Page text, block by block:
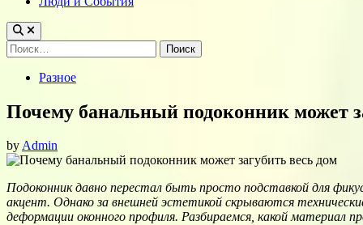
Найти:
PostedРазное
Почему банальный подоконник может
byAdmin
Подоконник давно перестал быть просто подставкой для
акцент. Однако за внешней эстетикой скрываются
деформации оконного профиля. Разбираемся, какой